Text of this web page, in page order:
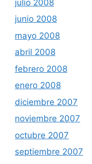
julio 2008
junio 2008
mayo 2008
abril 2008
febrero 2008
enero 2008
diciembre 2007
noviembre 2007
octubre 2007
septiembre 2007